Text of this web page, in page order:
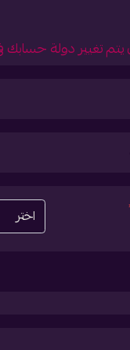
تغيير دولة حسابك